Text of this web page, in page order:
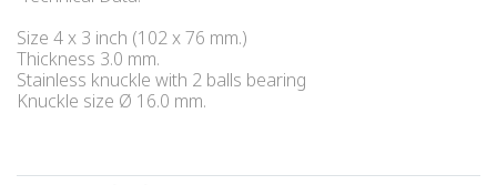
Size 4 x 3 inch (102 x 76 mm.)
Thickness 3.0 mm.
Stainless knuckle with 2 balls bearing
Knuckle size Ø 16.0 mm.